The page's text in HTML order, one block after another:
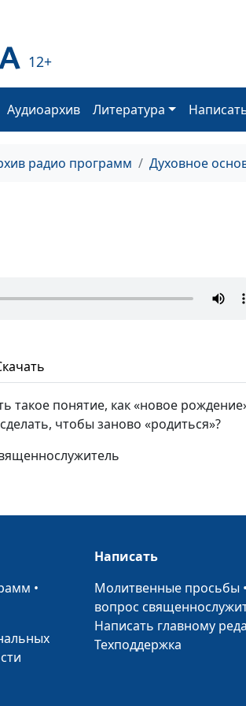
12+
Аудиоархив Литература
радио программ Духовное
такое понятие, как «новое
чтобы заново «родиться»?
•
Написать
Молитвенные просьбы
вопрос
Написать главному
Техподдержка